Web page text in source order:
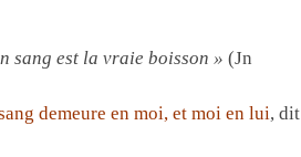
sang est la vraie boisson » (Jn
demeure en moi, et moi en lui, dit